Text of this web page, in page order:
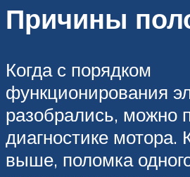
Причины
Когда с порядком
функционирования
разобрались, можно
диагностике мотора.
выше, поломка